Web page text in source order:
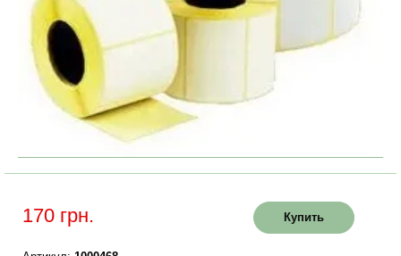
170 грн. Купить